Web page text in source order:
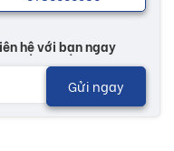
hệ với bạn ngay
Gửi ngay